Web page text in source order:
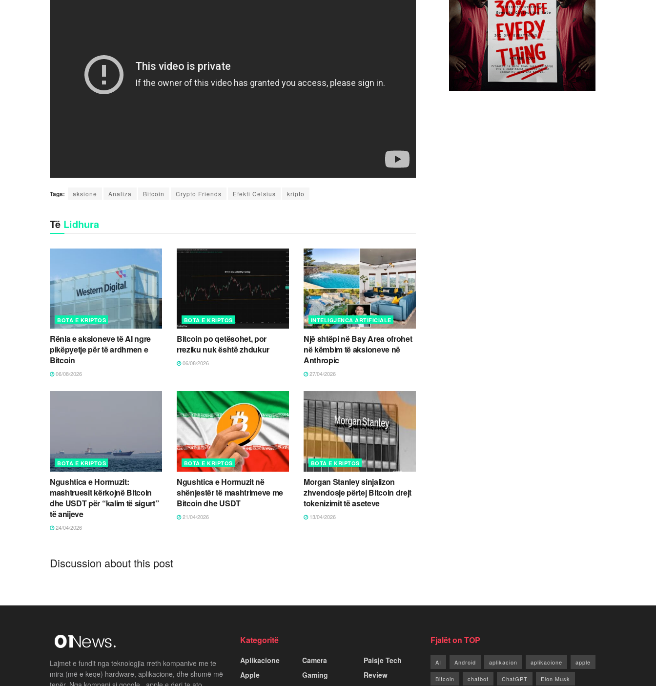
Tags: aksione Analiza Bitcoin Crypto Friends Efekti Celsius kripto
Të Lidhura
BOTA E KRIPTOS
Rënia e aksioneve të AI ngre
pikëpyetje për të ardhmen e
Bitcoin
06/08/2026
BOTA E KRIPTOS
Bitcoin po qetësohet, por
rreziku nuk është zhdukur
06/08/2026
INTELIGJENCA ARTIFICIALE
Një shtëpi në Bay Area ofrohet
në këmbim të aksioneve në
Anthropic
27/04/2026
BOTA E KRIPTOS
Ngushtica e Hormuzit:
mashtruesit kërkojnë Bitcoin
dhe USDT për “kalim të sigurt”
të anijeve
24/04/2026
BOTA E KRIPTOS
Ngushtica e Hormuzit në
shënjestër të mashtrimeve me
Bitcoin dhe USDT
21/04/2026
BOTA E KRIPTOS
Morgan Stanley sinjalizon
zhvendosje përtej Bitcoin drejt
tokenizimit të aseteve
13/04/2026
Discussion about this post
Lajmet e fundit nga teknologjia rreth kompanive me te
mira (më e keqe) hardware, aplikacione, dhe shumë më
Kategoritë
Aplikacione
Apple
Camera
Gaming
Paisje Tech
Review
Fjalët on TOP
AI Android aplikacion aplikacione apple
Bitcoin chatbot ChatGPT Elon Musk